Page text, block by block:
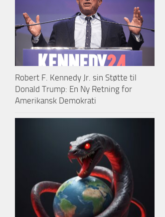
Robert F. Kennedy Jr. sin Støtte til
Donald Trump: En Ny Retning for
Amerikansk Demokrati